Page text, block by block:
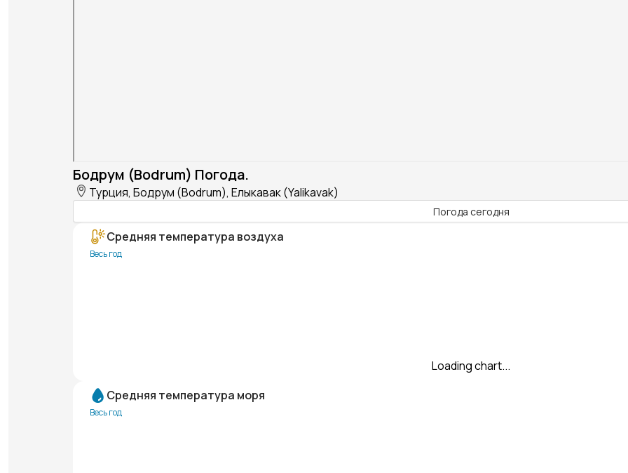
Бодрум (Bodrum) Погода.
Турция, Бодрум (Bodrum), Елыкавак (Yalikavak)
Погода сегодня
Средняя температура воздуха
Весь год
Loading chart...
Средняя температура моря
Весь год